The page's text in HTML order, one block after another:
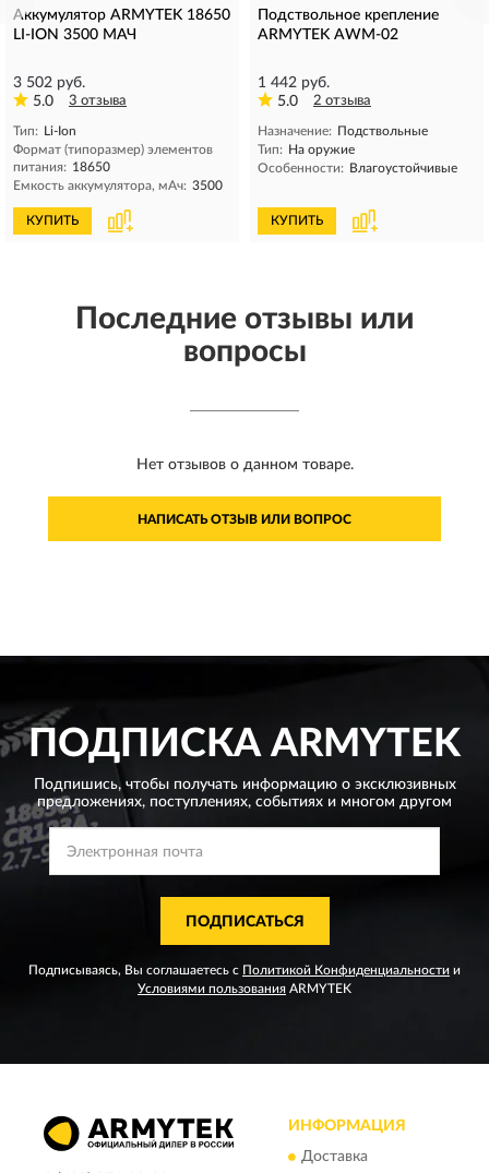
Аккумулятор ARMYTEK 18650
LI-ION 3500 МАЧ
3 502 руб.
5.0
3 отзыва
Тип: Li-Ion
Формат (типоразмер) элементов
питания: 18650
Емкость аккумулятора, мAч: 3500
КУПИТЬ
Подствольное крепление
ARMYTEK AWM-02
1 442 руб.
5.0
2 отзыва
Назначение: Подствольные
Тип: На оружие
Особенности: Влагоустойчивые
КУПИТЬ
Последние отзывы или
вопросы
Нет отзывов о данном товаре.
НАПИСАТЬ ОТЗЫВ ИЛИ ВОПРОС
ПОДПИСКА ARMYTEK
Подпишись, чтобы получать информацию о эксклюзивных
предложениях, поступлениях, событиях и многом другом
ПОДПИСАТЬСЯ
Подписываясь, Вы соглашаетесь с Политикой Конфиденциальности и
Условиями пользования ARMYTEK
ИНФОРМАЦИЯ
Доставка